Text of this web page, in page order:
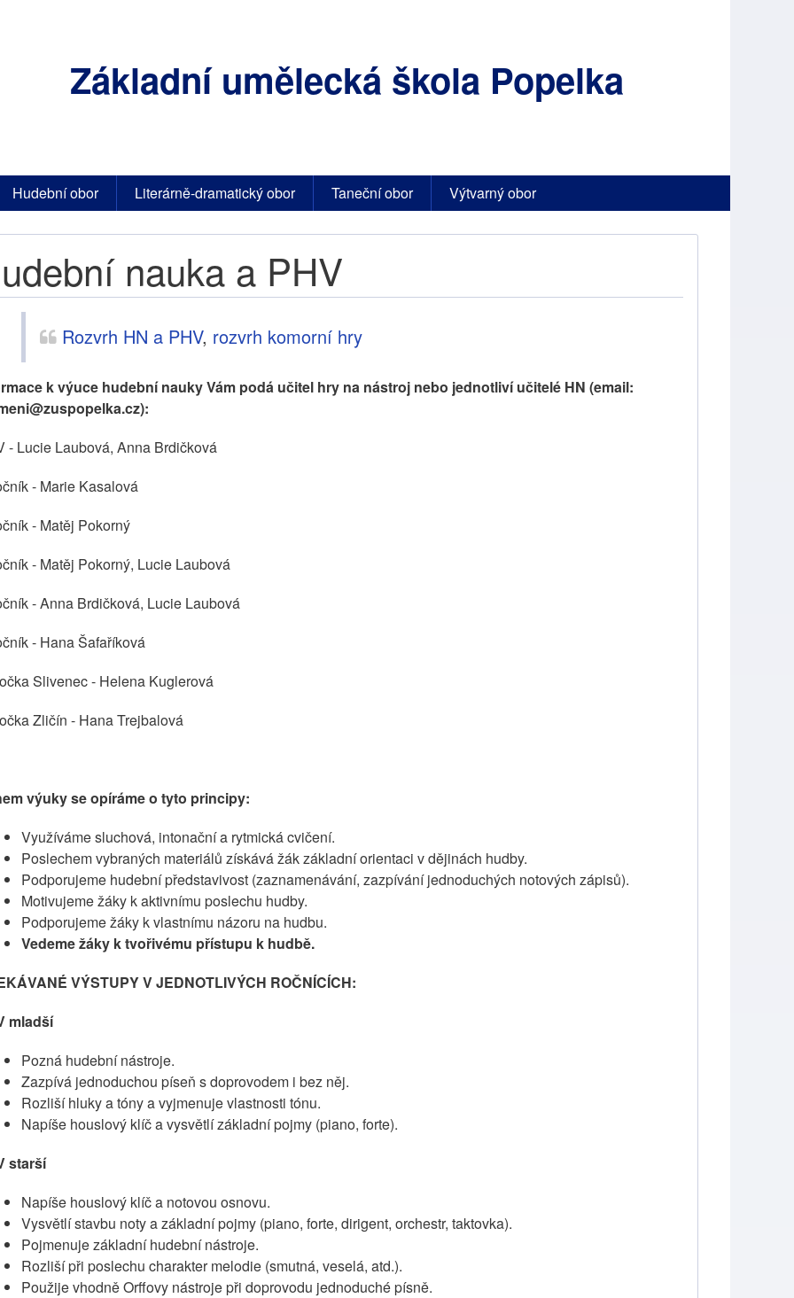
Základní umělecká škola Popelka
Hudební obor Literárně-dramatický obor Taneční obor Výtvarný obor
nauka a PHV
Rozvrh HN a PHV, rozvrh komorní hry
k výuce hudební nauky Vám podá učitel hry na nástroj nebo jednotliví učitelé HN (email:
- Lucie Laubová, Anna Brdičková
- Marie Kasalová
- Matěj Pokorný
- Matěj Pokorný, Lucie Laubová
- Anna Brdičková, Lucie Laubová
- Hana Šafaříková
Slivenec - Helena Kuglerová
Zličín - Hana Trejbalová
výuky se opíráme o tyto principy:
Využíváme sluchová, intonační a rytmická cvičení.
Poslechem vybraných materiálů získává žák základní orientaci v dějinách hudby.
Podporujeme hudební představivost (zaznamenávání, zazpívání jednoduchých notových zápisů).
Motivujeme žáky k aktivnímu poslechu hudby.
Podporujeme žáky k vlastnímu názoru na hudbu.
Vedeme žáky k tvořivému přístupu k hudbě.
VÝSTUPY V JEDNOTLIVÝCH ROČNÍCÍCH:
mladší
Pozná hudební nástroje.
Zazpívá jednoduchou píseň s doprovodem i bez něj.
Rozliší hluky a tóny a vyjmenuje vlastnosti tónu.
Napíše houslový klíč a vysvětlí základní pojmy (piano, forte).
starší
Napíše houslový klíč a notovou osnovu.
Vysvětlí stavbu noty a základní pojmy (piano, forte, dirigent, orchestr, taktovka).
Pojmenuje základní hudební nástroje.
Rozliší při poslechu charakter melodie (smutná, veselá, atd.).
Použije vhodně Orffovy nástroje při doprovodu jednoduché písně.